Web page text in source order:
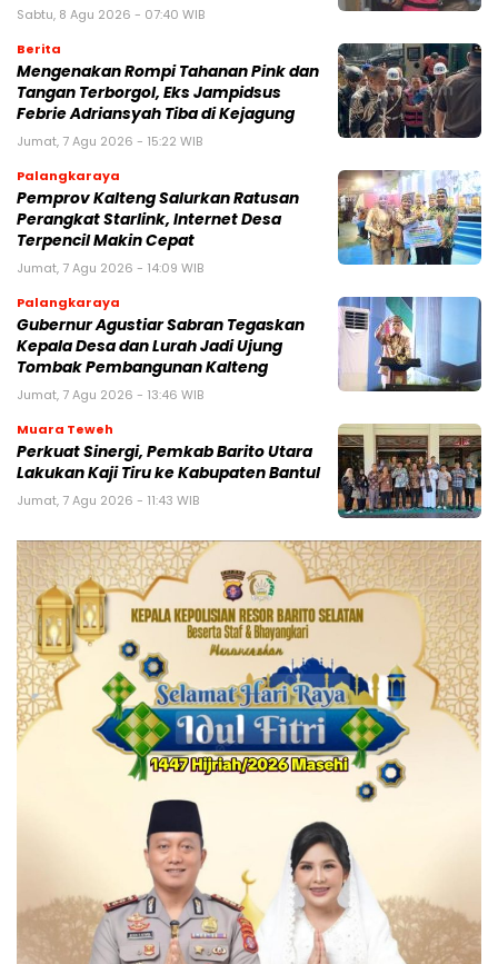
Sabtu, 8 Agu 2026 - 07:40 WIB
Berita
Mengenakan Rompi Tahanan Pink dan
Tangan Terborgol, Eks Jampidsus
Febrie Adriansyah Tiba di Kejagung
Jumat, 7 Agu 2026 - 15:22 WIB
Palangkaraya
Pemprov Kalteng Salurkan Ratusan
Perangkat Starlink, Internet Desa
Terpencil Makin Cepat
Jumat, 7 Agu 2026 - 14:09 WIB
Palangkaraya
Gubernur Agustiar Sabran Tegaskan
Kepala Desa dan Lurah Jadi Ujung
Tombak Pembangunan Kalteng
Jumat, 7 Agu 2026 - 13:46 WIB
Muara Teweh
Perkuat Sinergi, Pemkab Barito Utara
Lakukan Kaji Tiru ke Kabupaten Bantul
Jumat, 7 Agu 2026 - 11:43 WIB